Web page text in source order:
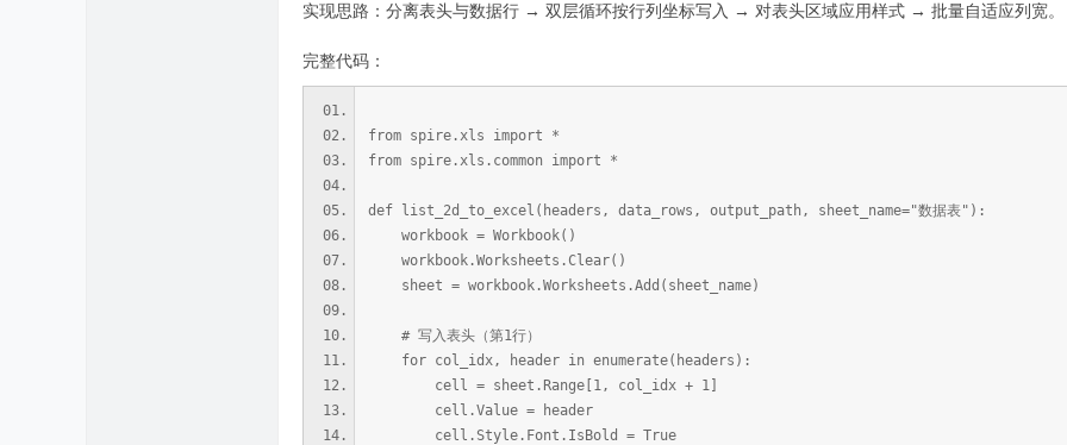
实现思路：分离表头与数据行 → 双层循环按行列坐标写入 → 对表头区域应用样式 → 批量自适应列宽。
完整代码：
from spire.xls import *
from spire.xls.common import *
def list_2d_to_excel(headers, data_rows, output_path, sheet_name="数据表"):
workbook = Workbook()
workbook.Worksheets.Clear()
sheet = workbook.Worksheets.Add(sheet_name)
# 写入表头（第1行）
for col_idx, header in enumerate(headers):
cell = sheet.Range[1, col_idx + 1]
cell.Value = header
cell.Style.Font.IsBold = True